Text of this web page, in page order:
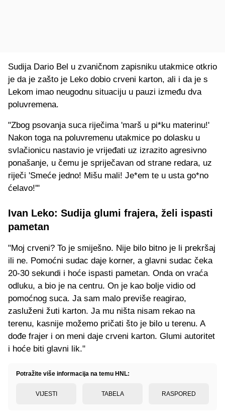
Sudija Dario Bel u zvaničnom zapisniku utakmice otkrio
je da je zašto je Leko dobio crveni karton, ali i da je s
Lekom imao neugodnu situaciju u pauzi između dva
poluvremena.
"Zbog psovanja suca riječima 'marš u pi*ku materinu!'
Nakon toga na poluvremenu utakmice po dolasku u
svlačionicu nastavio je vrijeđati uz izrazito agresivno
ponašanje, u čemu je spriječavan od strane redara, uz
riječi 'Smeće jedno! Mišu mali! Je*em te u usta go*no
ćelavo!'"
Ivan Leko: Sudija glumi frajera, želi ispasti
pametan
"Moj crveni? To je smiješno. Nije bilo bitno je li prekršaj
ili ne. Pomoćni sudac daje korner, a glavni sudac čeka
20-30 sekundi i hoće ispasti pametan. Onda on vraća
odluku, a bio je na centru. On je kao bolje vidio od
pomoćnog suca. Ja sam malo previše reagirao,
zasluženi žuti karton. Ja mu ništa nisam rekao na
terenu, kasnije možemo pričati što je bilo u terenu. A
dođe frajer i on meni daje crveni karton. Glumi autoritet
i hoće biti glavni lik."
Potražite više informacija na temu HNL:
VIJESTI TABELA RASPORED